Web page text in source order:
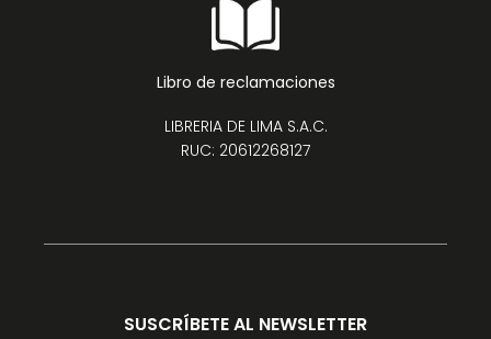
Libro de reclamaciones
LIBRERIA DE LIMA S.A.C.
RUC: 20612268127
SUSCRÍBETE AL NEWSLETTER